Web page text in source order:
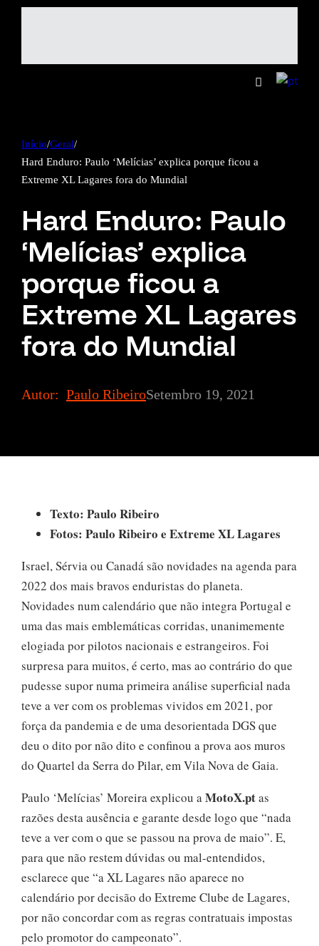
Início/Geral/
Hard Enduro: Paulo ‘Melícias’ explica porque ficou a
Extreme XL Lagares fora do Mundial
Hard Enduro: Paulo
‘Melícias’ explica
porque ficou a
Extreme XL Lagares
fora do Mundial
Autor: Paulo RibeiroSetembro 19, 2021
Texto: Paulo Ribeiro
Fotos: Paulo Ribeiro e Extreme XL Lagares
Israel, Sérvia ou Canadá são novidades na agenda para
2022 dos mais bravos enduristas do planeta.
Novidades num calendário que não integra Portugal e
uma das mais emblemáticas corridas, unanimemente
elogiada por pilotos nacionais e estrangeiros. Foi
surpresa para muitos, é certo, mas ao contrário do que
pudesse supor numa primeira análise superficial nada
teve a ver com os problemas vividos em 2021, por
força da pandemia e de uma desorientada DGS que
deu o dito por não dito e confinou a prova aos muros
do Quartel da Serra do Pilar, em Vila Nova de Gaia.
Paulo ‘Melícias’ Moreira explicou a MotoX.ptas
razões desta ausência e garante desde logo que “nada
teve a ver com o que se passou na prova de maio”. E,
para que não restem dúvidas ou mal-entendidos,
esclarece que “a XL Lagares não aparece no
calendário por decisão do Extreme Clube de Lagares,
por não concordar com as regras contratuais impostas
pelo promotor do campeonato”.